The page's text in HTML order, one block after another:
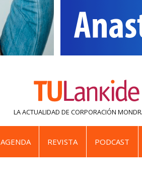
LA ACTUALIDAD DE CORPORACIÓN
AGENDA REVISTA PODCAST